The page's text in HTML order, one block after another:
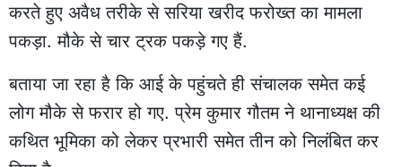
करते हुए अवैध तरीके से सरिया खरीद फरोख्त का मामला
पकड़ा. मौके से चार ट्रक पकड़े गए हैं.
बताया जा रहा है कि आई के पहुंचते ही संचालक समेत कई
लोग मौके से फरार हो गए. प्रेम कुमार गौतम ने थानाध्यक्ष की
कथित भूमिका को लेकर प्रभारी समेत तीन को निलंबित कर